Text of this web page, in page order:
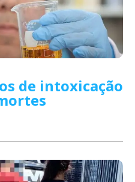
de intoxicação